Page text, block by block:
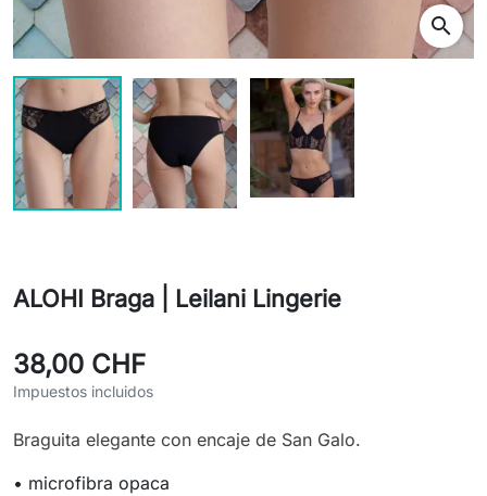
search
ALOHI Braga | Leilani Lingerie
38,00 CHF
Impuestos incluidos
Braguita elegante con encaje de San Galo.
• microfibra opaca